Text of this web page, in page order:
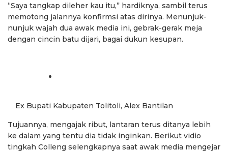
“Saya tangkap dileher kau itu,” hardiknya, sambil terus
memotong jalannya konfirmsi atas dirinya. Menunjuk-
nunjuk wajah dua awak media ini, gebrak-gerak meja
dengan cincin batu dijari, bagai dukun kesupan.
Ex Bupati Kabupaten Tolitoli, Alex Bantilan
Tujuannya, mengajak ribut, lantaran terus ditanya lebih
ke dalam yang tentu dia tidak inginkan. Berikut vidio
tingkah Colleng selengkapnya saat awak media mengejar